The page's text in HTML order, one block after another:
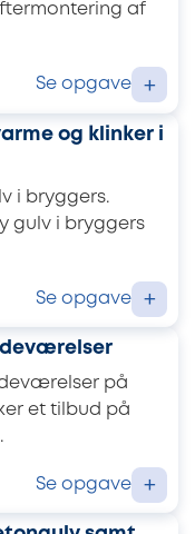
af
Se opgave +
og klinker i
i bryggers.
gulv i bryggers
Se opgave +
på
et tilbud på
Se opgave +